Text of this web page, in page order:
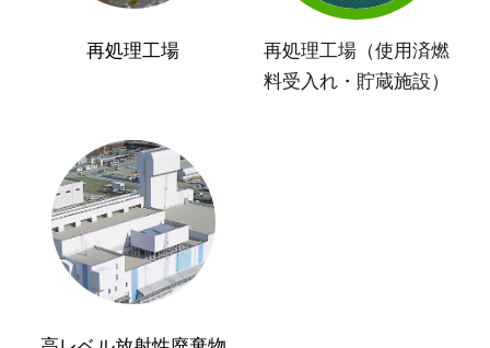
再処理工場
再処理工場（使用済燃
料受入れ・貯蔵施設）